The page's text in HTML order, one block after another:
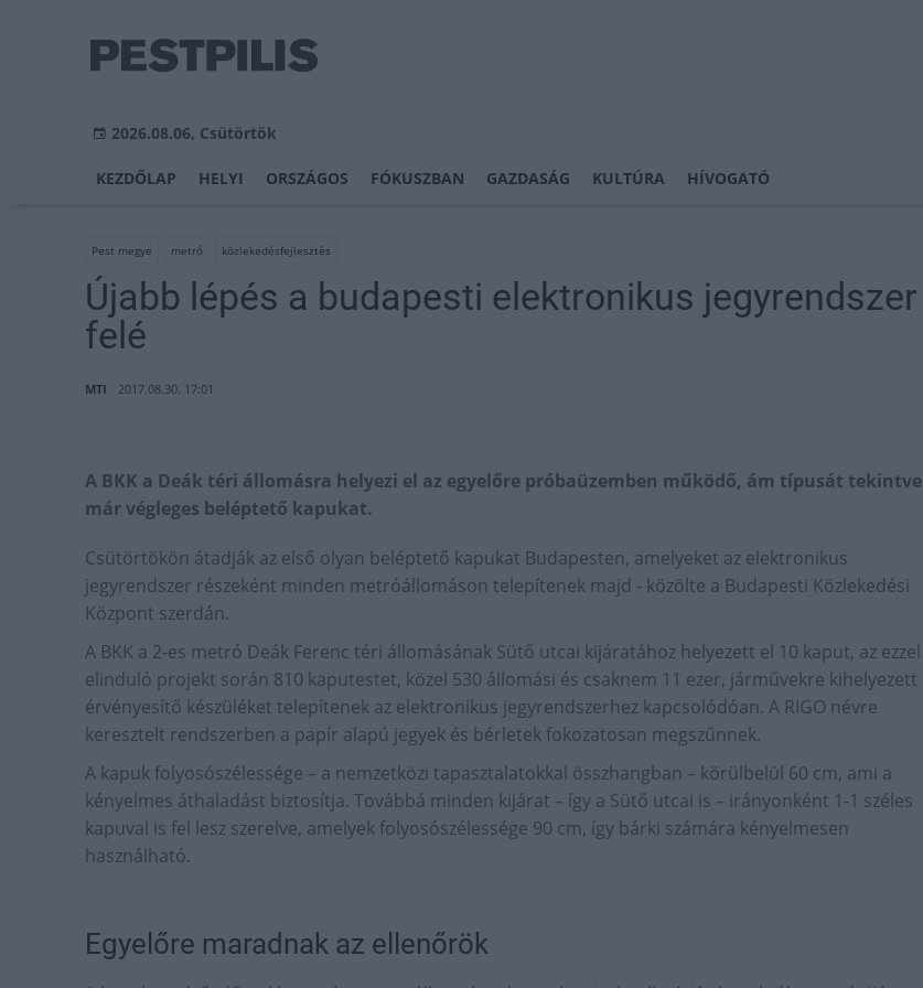
2026.08.06, Csütörtök
KEZDŐLAP HELYI ORSZÁGOS FÓKUSZBAN GAZDASÁG KULTÚRA HÍVOGATÓ
Pest megye metró közlekedésfejlesztés
Újabb lépés a budapesti elektronikus jegyrendszer
felé
MTI 2017.08.30. 17:01
A BKK a Deák téri állomásra helyezi el az egyelőre próbaüzemben működő, ám típusát tekintve
már végleges beléptető kapukat.
Csütörtökön átadják az első olyan beléptető kapukat Budapesten, amelyeket az elektronikus
jegyrendszer részeként minden metróállomáson telepítenek majd - közölte a Budapesti Közlekedési
Központ szerdán.
A BKK a 2-es metró Deák Ferenc téri állomásának Sütő utcai kijáratához helyezett el 10 kaput, az ezzel
elinduló projekt során 810 kaputestet, közel 530 állomási és csaknem 11 ezer, járművekre kihelyezett
érvényesítő készüléket telepítenek az elektronikus jegyrendszerhez kapcsolódóan. A RIGO névre
keresztelt rendszerben a papír alapú jegyek és bérletek fokozatosan megszűnnek.
A kapuk folyosószélessége – a nemzetközi tapasztalatokkal összhangban – körülbelül 60 cm, ami a
kényelmes áthaladást biztosítja. Továbbá minden kijárat – így a Sütő utcai is – irányonként 1-1 széles
kapuval is fel lesz szerelve, amelyek folyosószélessége 90 cm, így bárki számára kényelmesen
használható.
Egyelőre maradnak az ellenőrök